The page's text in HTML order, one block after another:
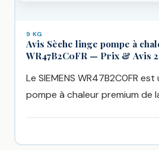
9 KG
Avis Sèche linge pompe à
WR47B2C0FR — Prix & Avis
Le SIEMENS WR47B2C0FR
pompe à chaleur premium de